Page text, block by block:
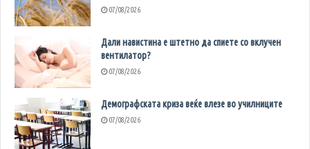
07/08/2026
Дали навистина е штетно да спиете со вклучен
вентилатор?
07/08/2026
Демографската криза веќе влезе во училниците
07/08/2026